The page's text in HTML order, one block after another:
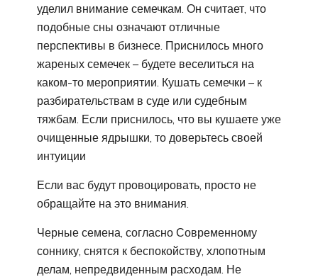
уделил внимание семечкам. Он считает, что
подобные сны означают отличные
перспективы в бизнесе. Приснилось много
жареных семечек – будете веселиться на
каком-то мероприятии. Кушать семечки – к
разбирательствам в суде или судебным
тяжбам. Если приснилось, что вы кушаете уже
очищенные ядрышки, то доверьтесь своей
интуиции
Если вас будут провоцировать, просто не
обращайте на это внимания.
Черные семена, согласно Современному
соннику, снятся к беспокойству, хлопотным
делам, непредвиденным расходам. Не